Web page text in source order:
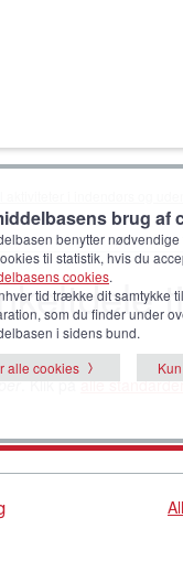
i indendørs og
. Klik påalle
brug af
benytter nødvendige
til statistik, hvis du
cookies.
tid trække dit samtykke
som du finder under
i sidens bund.
alle cookies